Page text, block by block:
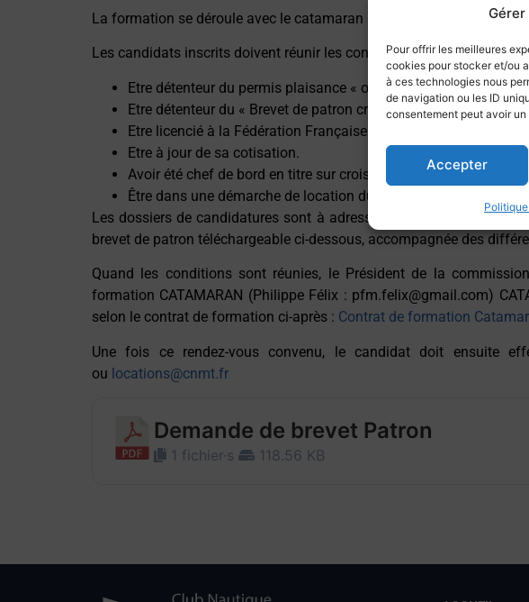
Pour offrir les meilleures
cookies pour stocker et/ou
à ces technologies nous
de navigation ou les ID
consentement peut avoir
Accepter
La formation se déroule avec le catamaran « JUPITER » du CNMT.
Les candidats inscrits doivent réunir les conditions suivantes :
Etre détenteur du permis plaisance « option côtière » délivré
Etre détenteur du « Brevet de patron croiseur côtier » CNMT
Etre licencié à la Fédération Française de Voile pour l’année en
Etre à jour de sa cotisation.
Avoir été chef de bord en titre sur croiseur pendant au moins
Être dans une démarche de location du catamaran dans l’année
Les dossiers de candidatures sont à adresser au Président de la
brevet de patron téléchargeable ci-dessous, accompagnée des
Quand les conditions sont réunies, le Président de la
formation CATAMARAN (Philippe Félix : pfm.felix@gmail.com)
selon le contrat de formation ci-après : Contrat de formation
Une fois ce rendez-vous convenu, le candidat doit ensuite
ou locations@cnmt.fr
Demande de brevet Patron
1 fichier·s 118.56 KB